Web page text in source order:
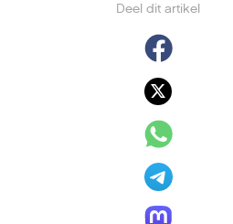
Deel dit artikel